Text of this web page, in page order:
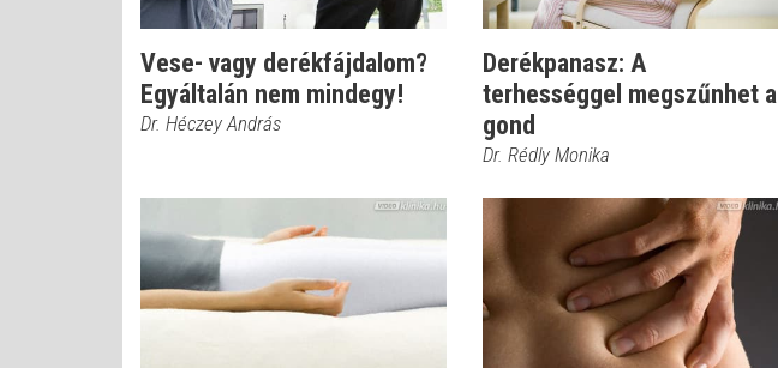
Vese- vagy derékfájdalom?
Egyáltalán nem mindegy!
Dr. Héczey András
Derékpanasz: A
terhességgel megszűnhet a
gond
Dr. Rédly Monika